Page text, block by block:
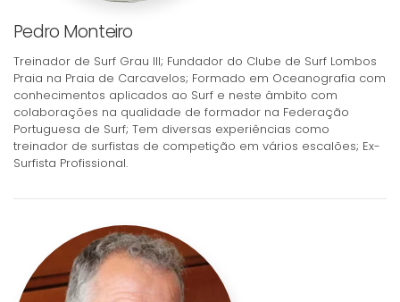
Pedro Monteiro
Treinador de Surf Grau III; Fundador do Clube de Surf Lombos
Praia na Praia de Carcavelos; Formado em Oceanografia com
conhecimentos aplicados ao Surf e neste âmbito com
colaborações na qualidade de formador na Federação
Portuguesa de Surf; Tem diversas experiências como
treinador de surfistas de competição em vários escalões; Ex-
Surfista Profissional.